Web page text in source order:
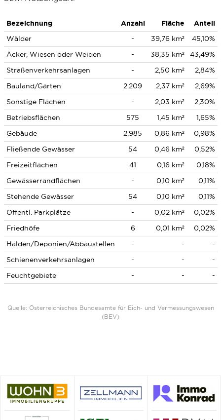
Bezeichnung Anzahl Fläche
Anteil
Wälder
- 39,76 km²
45,10%
Äcker, Wiesen oder Weiden
- 38,35 km²
43,49%
Straßenverkehrsanlagen
- 2,50 km²
2,84%
Bauland/Gärten
2.209 2,37 km²
2,69%
Sonstige Flächen
- 2,03 km²
2,30%
Betriebsflächen
575 1,45 km²
1,65%
Gebäude
2.985 0,86 km²
0,98%
Fließende Gewässer
54 0,46 km²
0,52%
Freizeitflächen
41 0,16 km²
0,18%
Gewässerrandflächen
- 0,10 km²
0,11%
Stehende Gewässer
54 0,10 km²
0,11%
Öffentl. Parkplätze
- 0,02 km²
0,02%
Friedhöfe
6 0,01 km²
0,02%
Halden/Deponien/Abbaustellen
- -
-
Schienenverkehrsanlagen
- -
-
Feuchtgebiete
- - -
Quelle: Österreichisches Bundesamte für Eich- und Vermessungswesen
(BEV)